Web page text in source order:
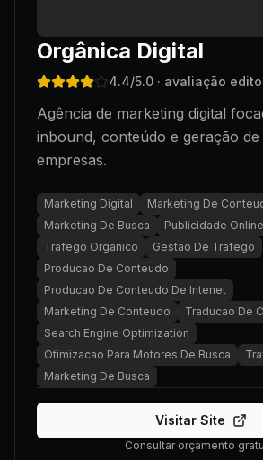
Orgânica Digital
4.4/5.0 · avaliação
Agência de marketing digital
inbound, conteúdo e geração de
empresas.
Marketing Digital
Marketing De
Marketing De Busca
Publicidade Online
Trafego Organico
Gestao De Trafego
Producao De Conteudo
Producao De Conteudo De Intenet
Marketing De Conteudo
Traducao De
Search Engine Optimization
Otimizacao Para Motores De Busca
Marketing De Busca
Visitar Site
Consultar orçamento